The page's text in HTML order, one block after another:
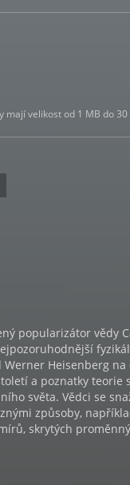
mají velikost od 1 MB do 30
popularizátor vědy
Heisenberg
a poznatky teorie
světa. Vědci se
způsoby,
skrytých
Ani s jedním